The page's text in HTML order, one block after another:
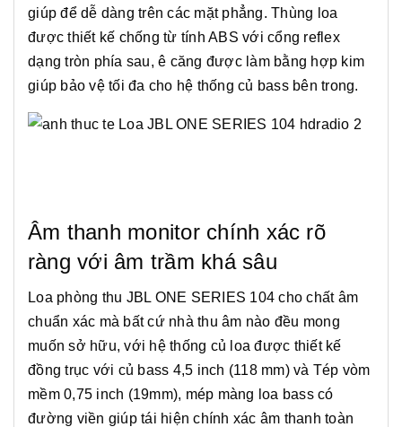
giúp để dễ dàng trên các mặt phẳng. Thùng loa
được thiết kế chống từ tính ABS với cổng reflex
dạng tròn phía sau, ê căng được làm bằng hợp kim
giúp bảo vệ tối đa cho hệ thống củ bass bên trong.
Âm thanh monitor chính xác rõ
ràng với âm trầm khá sâu
Loa phòng thu JBL ONE SERIES 104 cho chất âm
chuẩn xác mà bất cứ nhà thu âm nào đều mong
muốn sở hữu, với hệ thống củ loa được thiết kế
đồng trục với củ bass 4,5 inch (118 mm) và Tép vòm
mềm 0,75 inch (19mm), mép màng loa bass có
đường viền giúp tái hiện chính xác âm thanh toàn